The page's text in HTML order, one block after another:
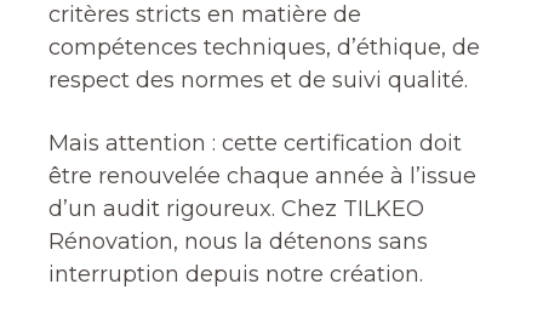
critères stricts en matière de
compétences techniques, d’éthique, de
respect des normes et de suivi qualité.
Mais attention : cette certification doit
être renouvelée chaque année à l’issue
d’un audit rigoureux. Chez TILKEO
Rénovation, nous la détenons sans
interruption depuis notre création.